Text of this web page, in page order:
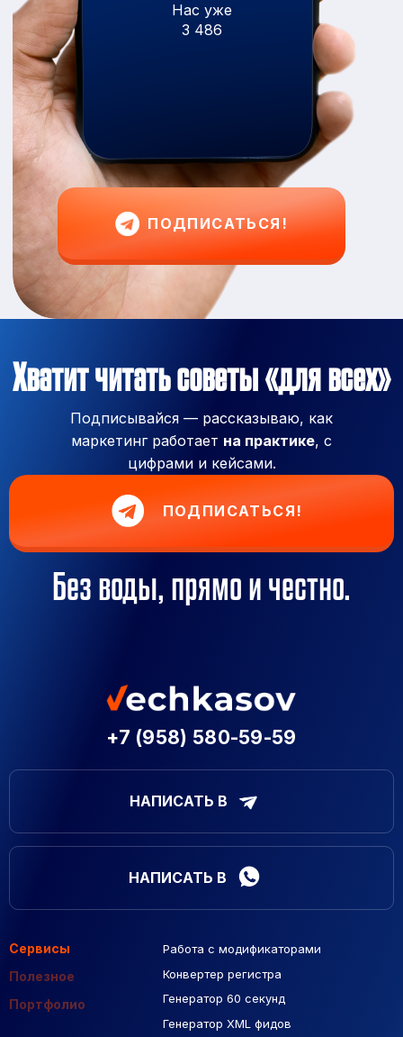
ПОДПИСАТЬСЯ!
Нас уже
3 486
Хватит читать советы «для всех»
Подписывайся — рассказываю, как
маркетинг работает на практике, с
цифрами и кейсами.
ПОДПИСАТЬСЯ!
Без воды, прямо и честно.
+7 (958) 580-59-59
НАПИСАТЬ В
НАПИСАТЬ В
Сервисы
Полезное
Портфолио
Работа с модификаторами
Конвертер регистра
Генератор 60 секунд
Генератор XML фидов
Подборка сайтов
Макеты Figma
База Яндекс Карты
РСЯ площадки
Созданные сайты
Контекстная реклама